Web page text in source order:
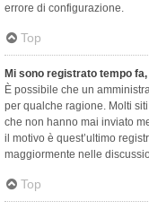
errore di configurazione.
Top
Mi sono registrato tempo
È possibile che un
per qualche ragione. Molti
che non hanno mai inviato
il motivo è quest’ultimo
maggiormente nelle
Top